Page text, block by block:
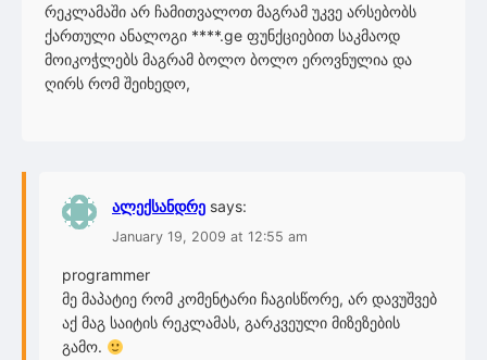
რეკლამაში არ ჩამითვალოთ მაგრამ უკვე არსებობს
ქართული ანალოგი ****.ge ფუნქციებით საკმაოდ
მოიკოჭლებს მაგრამ ბოლო ბოლო ეროვნულია და
ღირს რომ შეიხედო,
ალექსანდრე says:
January 19, 2009 at 12:55 am
programmer
მე მაპატიე რომ კომენტარი ჩაგისწორე, არ დავუშვებ
აქ მაგ საიტის რეკლამას, გარკვეული მიზეზების
გამო.